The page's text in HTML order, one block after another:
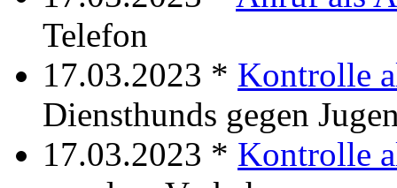
Telefon
17.03.2023 * Kontrolle
Diensthunds gegen
17.03.2023 * Kontrolle